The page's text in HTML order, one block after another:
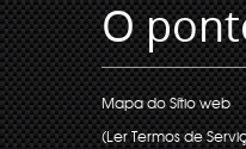
O
Mapa do Sítio web
(Ler Termos de